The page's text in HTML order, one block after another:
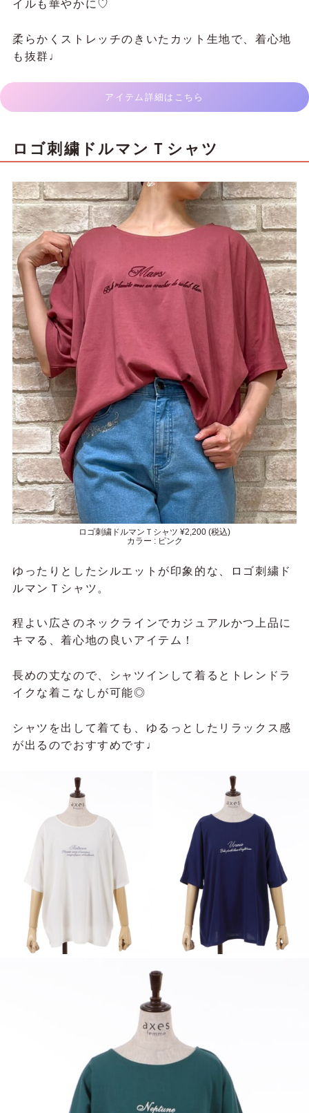
イルも華やかに♡
柔らかくストレッチのきいたカット生地で、着心地
も抜群♩
アイテム詳細はこちら
ロゴ刺繍ドルマンＴシャツ
ロゴ刺繍ドルマンＴシャツ ¥2,200 (税込)
カラー : ピンク
ゆったりとしたシルエットが印象的な、
ロゴ刺繍ド
ルマンＴシャツ。
程よい広さのネックラインでカジュアルかつ上品に
キマる、着心地の良いアイテム！
長めの丈なので、シャツインして着ると
トレンドラ
イクな着こなしが可能◎
シャツを出して着ても、ゆるっとしたリラックス感
が出るのでおすすめです♩